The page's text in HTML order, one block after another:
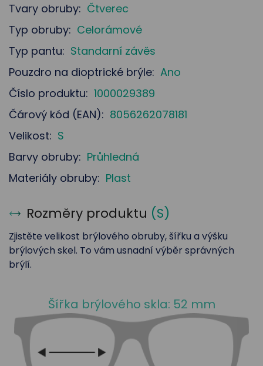
Tvary obruby: Čtverec
Typ obruby: Celorámové
Typ pantu: Standarní závěs
Pouzdro na dioptrické brýle: Ano
Číslo produktu: 1000029389
Čárový kód (EAN): 8056262078181
Velikost: S
Barvy obruby: Průhledná
Materiály obruby: Plast
Rozměry produktu (S)
Zjistěte velikost brýlového obruby, šířku a výšku
brýlových skel. To vám usnadní výběr správných
brýlí.
Šířka brýlového skla: 52 mm